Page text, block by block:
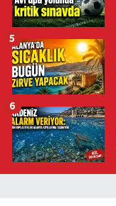
5
6